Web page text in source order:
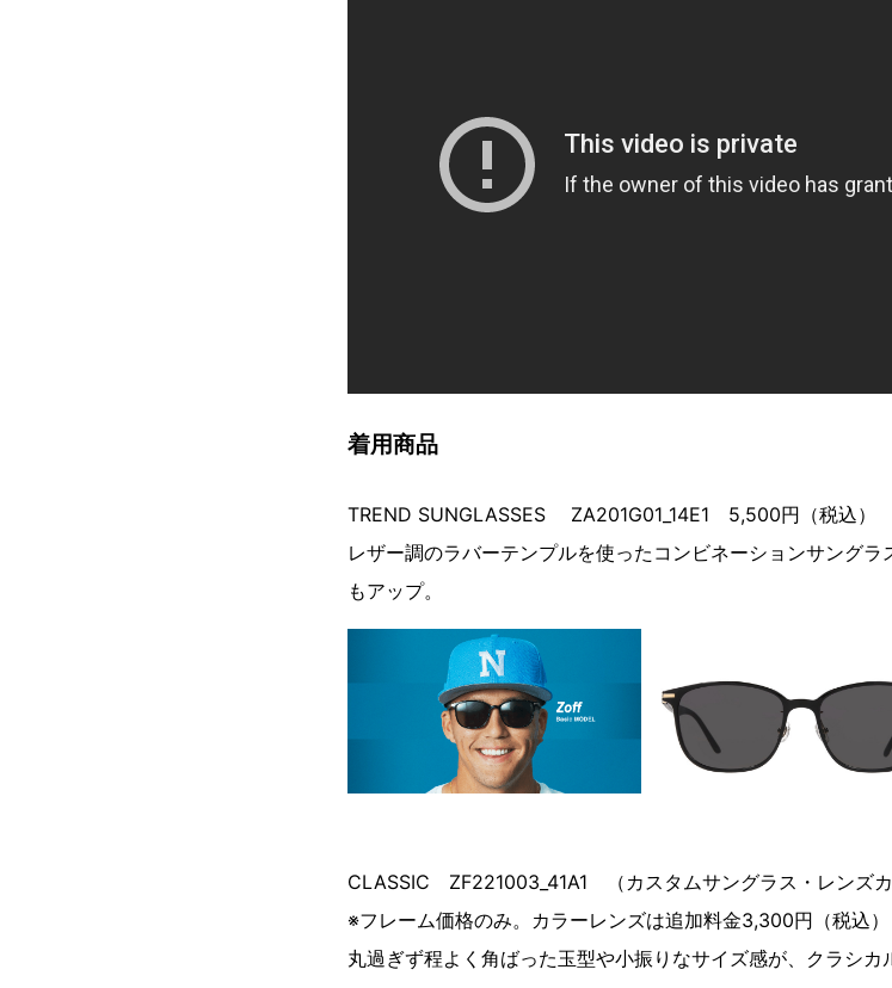
着用商品
TREND SUNGLASSES ZA201G01_14E1 5,500円（税込）
レザー調のラバーテンプルを使ったコンビネーションサング
もアップ。
CLASSIC ZF221003_41A1 （カスタムサングラス・レンズカ
※フレーム価格のみ。カラーレンズは追加料金3,300円（税込）
丸過ぎず程よく角ばった玉型や小振りなサイズ感が、クラシ